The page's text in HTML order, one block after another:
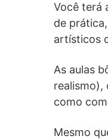
Você terá
de
artísticos
As aulas
realismo),
como
Mesmo